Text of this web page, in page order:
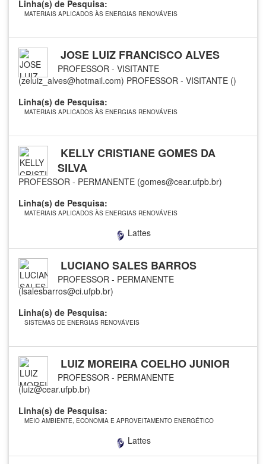
Linha(s) de Pesquisa:
MATERIAIS APLICADOS ÀS ENERGIAS RENOVÁVEIS
JOSE LUIZ FRANCISCO ALVES
PROFESSOR - VISITANTE
(zeluiz_alves@hotmail.com) PROFESSOR - VISITANTE ()
Linha(s) de Pesquisa:
MATERIAIS APLICADOS ÀS ENERGIAS RENOVÁVEIS
KELLY CRISTIANE GOMES DA
SILVA
PROFESSOR - PERMANENTE (gomes@cear.ufpb.br)
Linha(s) de Pesquisa:
MATERIAIS APLICADOS ÀS ENERGIAS RENOVÁVEIS
Lattes
LUCIANO SALES BARROS
PROFESSOR - PERMANENTE
(lsalesbarros@ci.ufpb.br)
Linha(s) de Pesquisa:
SISTEMAS DE ENERGIAS RENOVÁVEIS
LUIZ MOREIRA COELHO JUNIOR
PROFESSOR - PERMANENTE
(luiz@cear.ufpb.br)
Linha(s) de Pesquisa:
MEIO AMBIENTE, ECONOMIA E APROVEITAMENTO ENERGÉTICO
Lattes